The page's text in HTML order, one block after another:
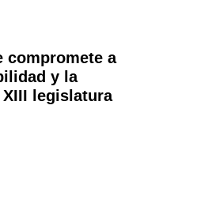
compromete a
y la
legislatura